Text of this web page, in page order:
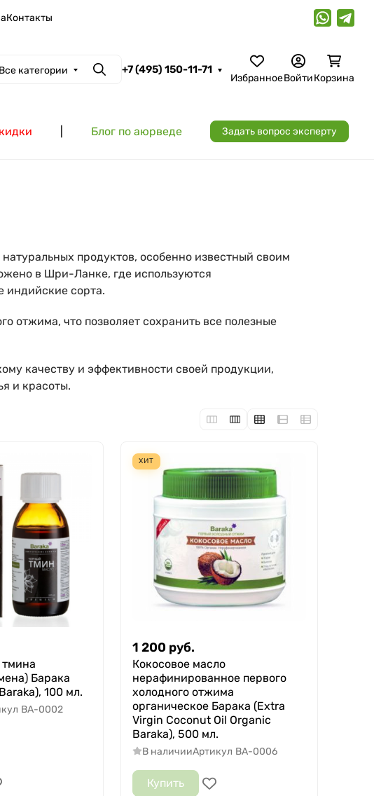
Контакты
Все категории Поиск
+7 (495) 150-11-71
ИзбранноеВойтиКорзина
Блог по аюрведе Задать вопрос эксперту
продуктов, особенно известный своим
в Шри-Ланке, где используются
индийские сорта.
отжима, что позволяет сохранить все полезные
качеству и эффективности своей продукции,
и красоты.
Барака
100 мл.
BA-0002
ХИТ
1 200 руб.
Кокосовое масло
нерафинированное первого
холодного отжима
органическое Барака (Extra
Virgin Coconut Oil Organic
Baraka), 500 мл.
В наличииАртикул BA-0006
Купить